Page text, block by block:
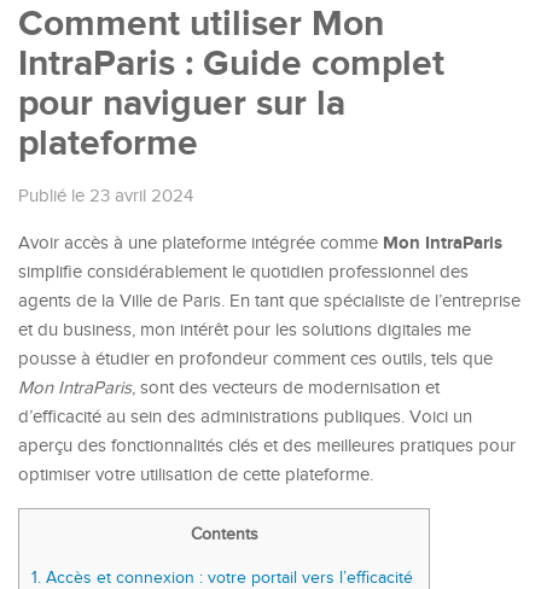
Comment utiliser Mon
IntraParis : Guide complet
pour naviguer sur la
plateforme
Publié le 23 avril 2024
Avoir accès à une plateforme intégrée comme Mon IntraParis
simplifie considérablement le quotidien professionnel des
agents de la Ville de Paris. En tant que spécialiste de l’entreprise
et du business, mon intérêt pour les solutions digitales me
pousse à étudier en profondeur comment ces outils, tels que
Mon IntraParis, sont des vecteurs de modernisation et
d’efficacité au sein des administrations publiques. Voici un
aperçu des fonctionnalités clés et des meilleures pratiques pour
optimiser votre utilisation de cette plateforme.
Contents
1. Accès et connexion : votre portail vers l’efficacité